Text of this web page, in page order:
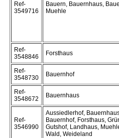
Ref-
3549716
Bauern, Bauernhaus,
Muehle
Ref-
3548846
Forsthaus
Ref-
3548730
Bauernhof
Ref-
3548672
Bauernhaus
Ref-
3546990
Aussiedlerhof,
Bauernhof, Forsthaus,
Gutshof, Landhaus,
Wald, Weideland